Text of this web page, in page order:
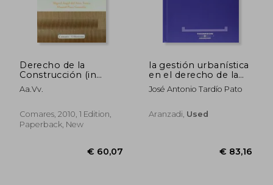
€ 46,93
Derecho de la
Construcción (in
Spanish)
Aa.Vv.
Comares, 2010, 1 Edition,
Paperback, New
la gestión urbanística
en el derecho de la
unión europea, del
estado español y de
valenciana (in
José Antonio Tardío Pato
Aranzadi, Used